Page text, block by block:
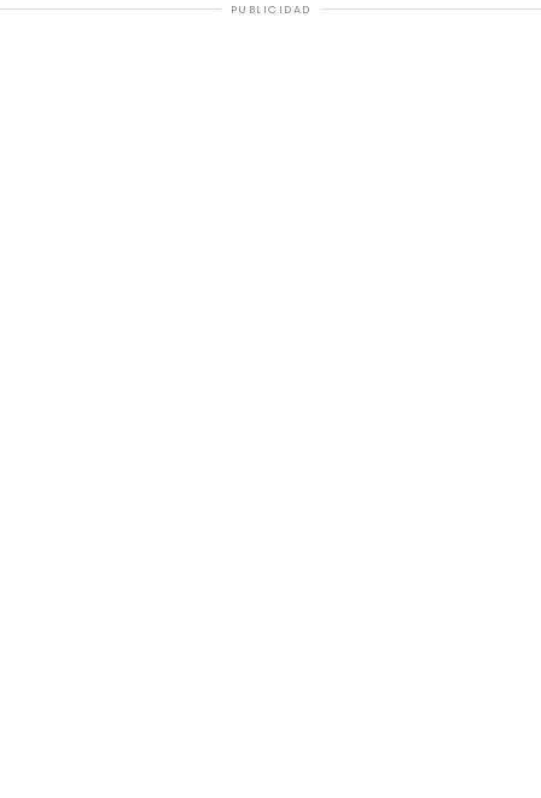
PUBLICIDAD